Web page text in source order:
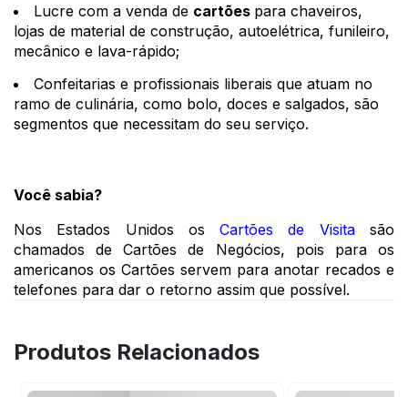
Lucre com a venda de cartões para chaveiros,
lojas de material de construção, autoelétrica, funileiro,
mecânico e lava-rápido;
Confeitarias e profissionais liberais que atuam no
ramo de culinária, como bolo, doces e salgados, são
segmentos que necessitam do seu serviço.
Você sabia?
Nos Estados Unidos os Cartões de Visita são
chamados de Cartões de Negócios, pois para os
americanos os Cartões servem para anotar recados e
telefones para dar o retorno assim que possível.
Produtos Relacionados